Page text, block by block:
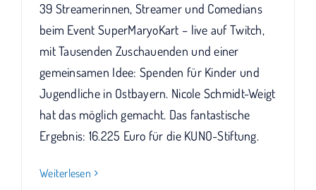
39 Streamerinnen, Streamer und Comedians
beim Event SuperMaryoKart – live auf Twitch,
mit Tausenden Zuschauenden und einer
gemeinsamen Idee: Spenden für Kinder und
Jugendliche in Ostbayern. Nicole Schmidt-Weigt
hat das möglich gemacht. Das fantastische
Ergebnis: 16.225 Euro für die KUNO-Stiftung.
Weiterlesen